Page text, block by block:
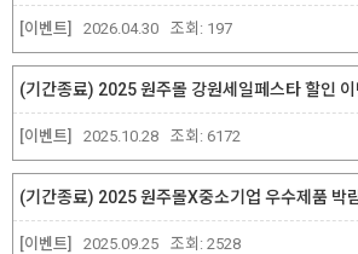
[이벤트] 2026.04.30 조회: 197
[이벤트]
(기간종료) 2025 원주몰 강원세일페스타 할인
2025.10.28 조회: 6172
[이벤트]
(기간종료) 2025 원주몰X중소기업 우수제품 박
2025.09.25 조회: 2528